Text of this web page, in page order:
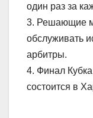
один раз за
3. Решающие
обслуживать
арбитры.
4. Финал
состоится в